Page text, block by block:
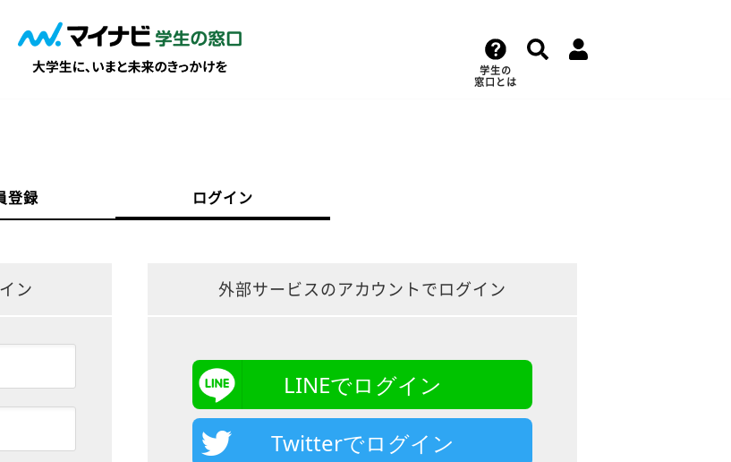
学生の
窓口とは
登録 ログイン
ン 外部サービスのアカウントでログイン
LINEでログイン
Twitterでログイン